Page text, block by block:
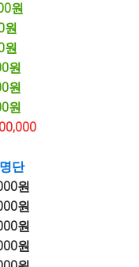
원
원
원
원
원
원
단
원
원
원
원